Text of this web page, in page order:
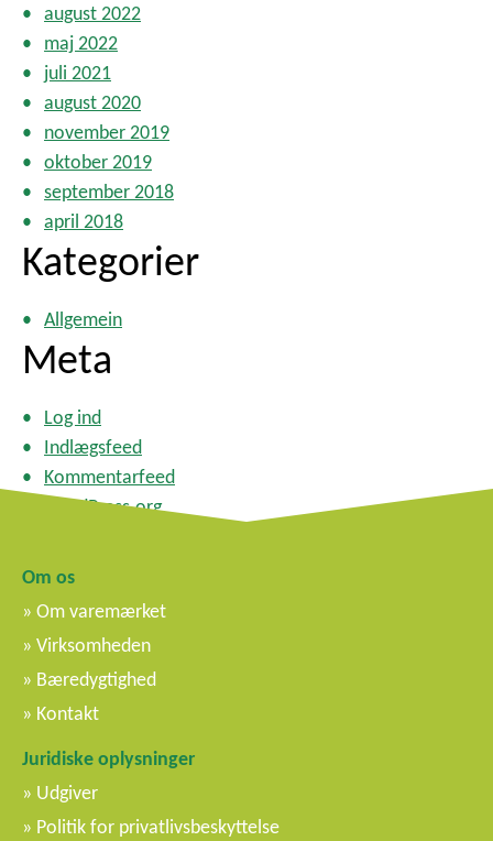
august 2022
maj 2022
juli 2021
august 2020
november 2019
oktober 2019
september 2018
april 2018
Kategorier
Allgemein
Meta
Log ind
Indlægsfeed
Kommentarfeed
WordPress.org
Om os
Om varemærket
Virksomheden
Bæredygtighed
Kontakt
Juridiske oplysninger
Udgiver
Politik for privatlivsbeskyttelse